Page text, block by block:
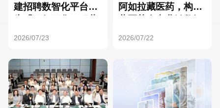
建招聘数智化平台，
2026/07/23
阿如拉藏医药，构建
2026/07/22